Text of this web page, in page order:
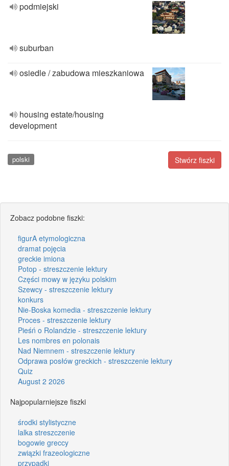
podmiejski
suburban
osiedle / zabudowa mieszkaniowa
housing estate/housing
development
Stwórz fiszki
polski
Zobacz podobne fiszki:
figurA etymologiczna
dramat pojęcia
greckie imiona
Potop - streszczenie lektury
Części mowy w języku polskim
Szewcy - streszczenie lektury
konkurs
Nie-Boska komedia - streszczenie lektury
Proces - streszczenie lektury
Pieśń o Rolandzie - streszczenie lektury
Les nombres en polonais
Nad Niemnem - streszczenie lektury
Odprawa posłów greckich - streszczenie lektury
Quiz
August 2 2026
Najpopularniejsze fiszki
środki stylistyczne
lalka streszczenie
bogowie greccy
związki frazeologiczne
przypadki